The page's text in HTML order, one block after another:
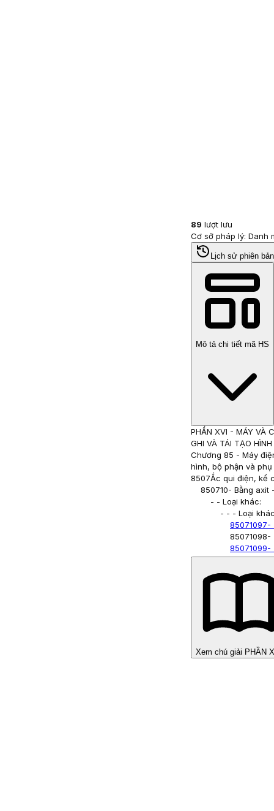
89 lượt lưu
Cơ sở pháp lý: Danh
Lịch sử phiên
Mô tả chi tiết mã HS
PHẦN XVI - MÁY VÀ
GHI VÀ TÁI TẠO
Chương 85 - Máy
hình, bộ phận và
8507Ắc qui điện, kể
850710- Bằng axit
- - Loại khác:
- - - Loại
85071097-
85071098-
85071099-
Xem chú giải PHẦN